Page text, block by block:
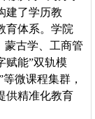
建了学历教
育体系。学院
蒙古学、工商管
赋能”双轨模
微课程集群，
供精准化教育